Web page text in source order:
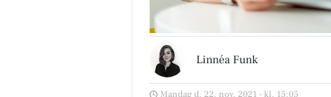
Linnéa Funk
Mandag d. 22. nov. 2021 - kl. 15:05